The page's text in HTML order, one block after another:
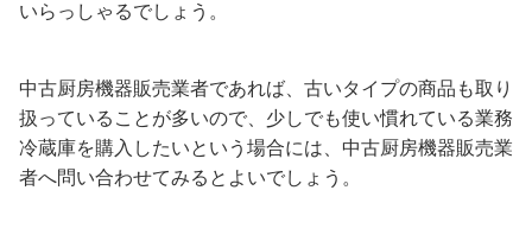
いらっしゃるでしょう。
中古厨房機器販売業者であれば、古いタイプの商品も取り
扱っていることが多いので、少しでも使い慣れている業務
冷蔵庫を購入したいという場合には、中古厨房機器販売業
者へ問い合わせてみるとよいでしょう。